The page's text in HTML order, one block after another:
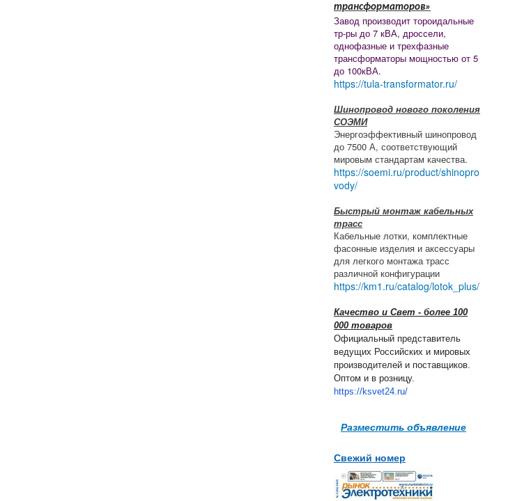
трансформаторов»
Завод производит тороидальные
тр-ры до 7 кВА, дроссели,
однофазные и трехфазные
трансформаторы мощностью от 5
до 100кВА.
https://tula-transformator.ru/
Шинопровод нового поколения
СОЭМИ
Энергоэффективный шинопровод
до 7500 А, соответствующий
мировым стандартам качества.
https://soemi.ru/product/shinopro
vody/
Быстрый монтаж кабельных
трасс
Кабельные лотки, комплектные
фасонные изделия и аксессуары
для легкого монтажа трасс
различной конфигурации
https://km1.ru/catalog/lotok_plus/
Качество и Свет - более 100
000 товаров
Официальный представитель
ведущих Российских и мировых
производителей и поставщиков.
Оптом и в розницу.
https://ksvet24.ru/
Разместить объявление
Свежий номер